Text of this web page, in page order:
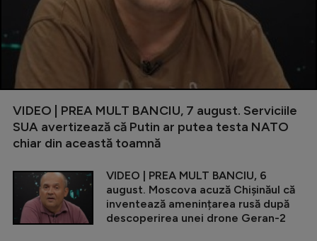
VIDEO | PREA MULT BANCIU, 7 august. Serviciile
SUA avertizează că Putin ar putea testa NATO
chiar din această toamnă
VIDEO | PREA MULT BANCIU, 6
august. Moscova acuză Chișinăul că
inventează amenințarea rusă după
descoperirea unei drone Geran-2